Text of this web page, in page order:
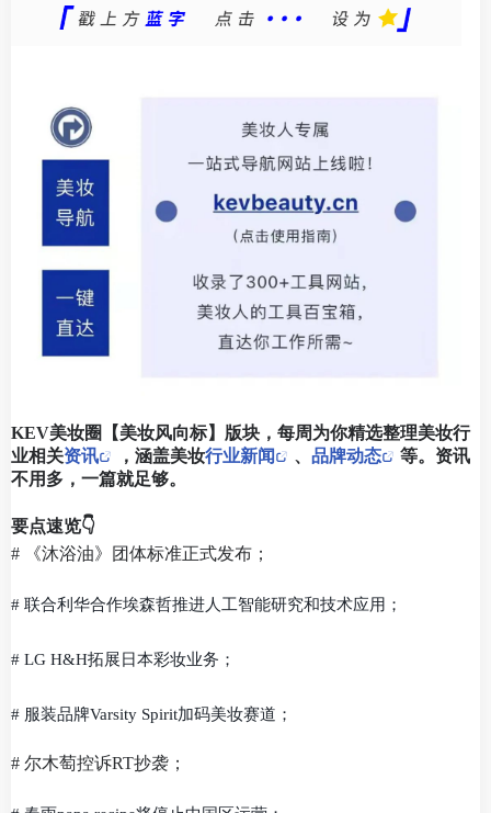
KEV美妆圈【美妆风向标】版块，每周为你精选整理美妆行
业相关资讯 ，涵盖美妆行业新闻 、 品牌动态
等。资讯
不用多，一篇就足够。
要点速览👇
# 《沐浴油》团体标准正式发布；
# 联合利华合作埃森哲推进人工智能研究和技术应用；
# LG H&H拓展日本彩妆业务；
# 服装品牌Varsity Spirit加码美妆赛道；
# 尔木萄控诉RT抄袭；